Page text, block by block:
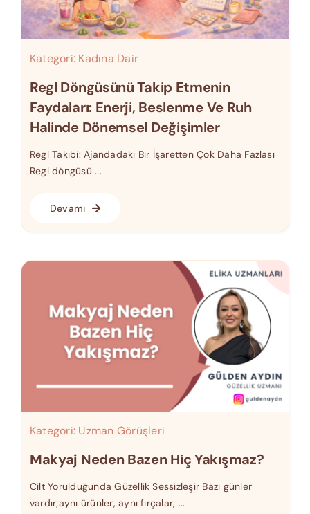
Kategori: Kadına Dair
Regl Döngüsünü Takip Etmenin
Faydaları: Enerji, Beslenme Ve Ruh
Halinde Dönemsel Değişimler
Regl Takibi: Ajandadaki Bir İşaretten Çok Daha Fazlası
Regl döngüsü ...
Devamı
Kategori: Uzman Görüşleri
Makyaj Neden Bazen Hiç Yakışmaz?
Cilt Yorulduğunda Güzellik Sessizleşir Bazı günler
vardır;aynı ürünler, aynı fırçalar, ...